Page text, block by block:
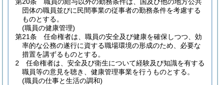
団体の職員並びに民間事業の従事者の勤務条件を考慮する
ものとする。
(職員の健康管理)
第21条
任命権者は、職員の安全及び健康を確保しつつ、効
率的な公務の遂行に資する職場環境の形成のため、必要な
措置を講ずるものとする。
2
任命権者は、安全及び衛生について経験及び知識を有する
職員等の意見を聴き、健康管理事業を行うものとする。
(職員の仕事と生活の調和)